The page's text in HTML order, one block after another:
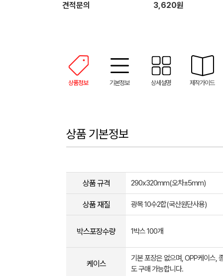
견적문의 3,620원
상품정보 기본정보 상세설명 제작가이드
상품 기본정보
상품 규격 290x320mm(오차±5mm​)
상품 재질 광목 10수2합(국산원단사용)
박스포장수량 1박스 100개
케이스
기본 포장은 없으며, OPP케이스,
도 구매 가능합니다.